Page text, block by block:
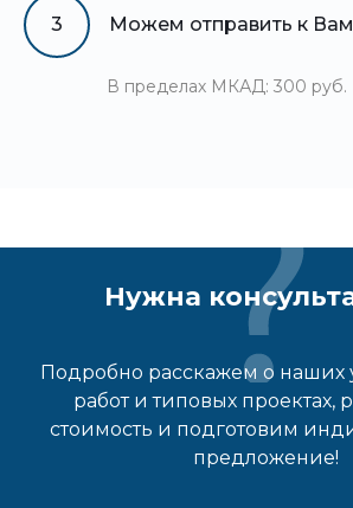
3 Можем отправить к
В пределах МКАД: 300 руб.
Нужна
Подробно расскажем о наших
работ и типовых проектах,
стоимость и подготовим
предложение!